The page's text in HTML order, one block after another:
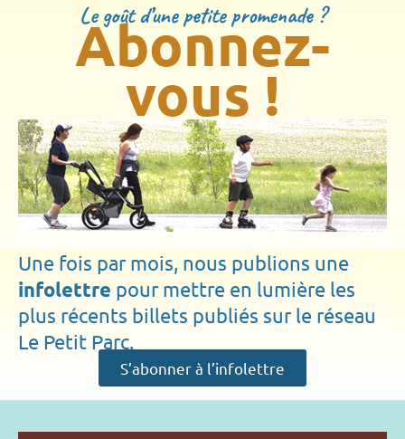
Le goût d’une petite promenade ?
Abonnez-
vous !
Une fois par mois, nous publions une
infolettre pour mettre en lumière les
plus récents billets publiés sur le réseau
Le Petit Parc.
S’abonner à l’infolettre